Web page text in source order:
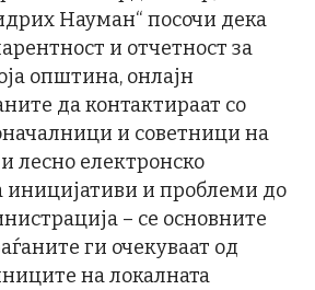
Науман“ посочи дека
и отчетност за
општина, онлајн
да контактираат со
и советници на
лесно електронско
иницијативи и проблеми до
– се основните
ги очекуваат од
на локалната